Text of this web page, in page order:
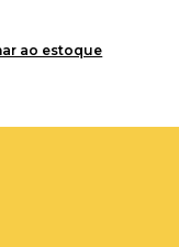
ao estoque